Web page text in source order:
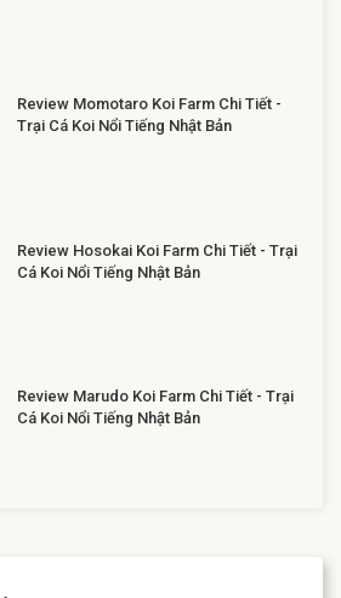
Review Momotaro Koi Farm Chi Tiết -
Trại Cá Koi Nổi Tiếng Nhật Bản
Review Hosokai Koi Farm Chi Tiết - Trại
Cá Koi Nổi Tiếng Nhật Bản
Review Marudo Koi Farm Chi Tiết - Trại
Cá Koi Nổi Tiếng Nhật Bản